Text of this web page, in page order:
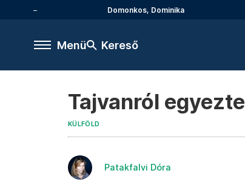
Domonkos, Dominika
Menü Kereső
Tajvanról
KÜLFÖLD
Patakfalvi Dóra